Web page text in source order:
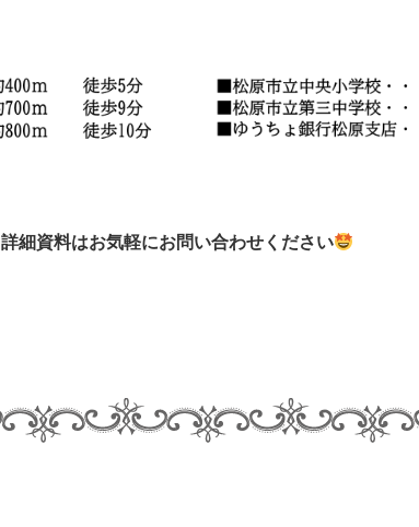
詳細資料はお気軽にお問い合わせください